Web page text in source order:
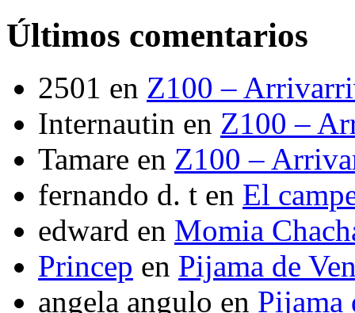
Últimos comentarios
2501 en Z100 –
Internautin en Z100 –
Tamare en Z100 –
fernando d. t en El
edward en Momia
Princep en Pijama de
angela angulo en Pijama